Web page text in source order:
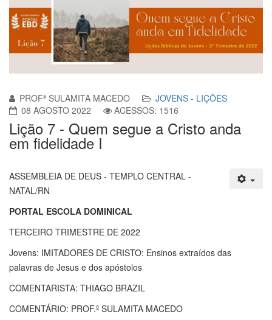
PROFª SULAMITA MACEDO
JOVENS - LIÇÕES
08 AGOSTO 2022
ACESSOS: 1516
Lição 7 - Quem segue a Cristo anda
em fidelidade I
ASSEMBLEIA DE DEUS - TEMPLO CENTRAL -
NATAL/RN
PORTAL ESCOLA DOMINICAL
TERCEIRO TRIMESTRE DE 2022
Jovens: IMITADORES DE CRISTO: Ensinos extraídos das
palavras de Jesus e dos apóstolos
COMENTARISTA: THIAGO BRAZIL
COMENTÁRIO: PROF.ª SULAMITA MACEDO